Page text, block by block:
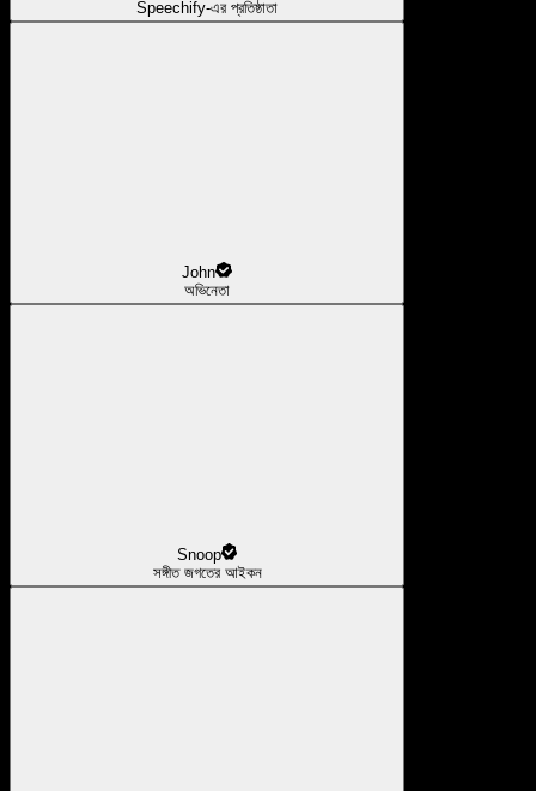
Speechify-এর প্রতিষ্ঠাতা
John
অভিনেতা
Snoop
সঙ্গীত জগতের আইকন